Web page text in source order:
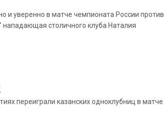
и уверенно в матче чемпионата России против
нападающая столичного клуба Наталия
переиграли казанских одноклубниц в матче